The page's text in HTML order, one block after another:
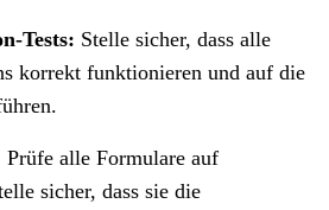
Tests: Stelle sicher, dass alle
korrekt funktionieren und auf die
Prüfe alle Formulare auf
sicher, dass sie die